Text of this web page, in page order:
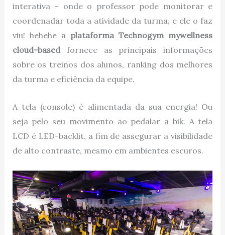
interativa – onde o professor pode monitorar e
coordenadar toda a atividade da turma, e ele o faz
viu! hehehe a plataforma Technogym mywellness
cloud-based fornece as principais informações
sobre os treinos dos alunos, ranking dos melhores
da turma e eficiência da equipe.
A tela (console) é alimentada da sua energia! Ou
seja pelo seu movimento ao pedalar a bik. A tela
LCD é LED-backlit, a fim de assegurar a visibilidade
de alto contraste, mesmo em ambientes escuros.